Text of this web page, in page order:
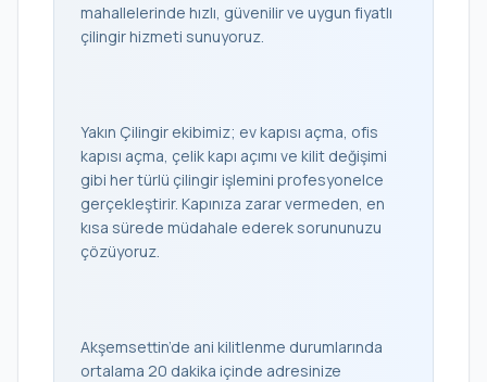
mahallelerinde hızlı, güvenilir ve uygun fiyatlı
çilingir hizmeti sunuyoruz.
Yakın Çilingir ekibimiz; ev kapısı açma, ofis
kapısı açma, çelik kapı açımı ve kilit değişimi
gibi her türlü çilingir işlemini profesyonelce
gerçekleştirir. Kapınıza zarar vermeden, en
kısa sürede müdahale ederek sorununuzu
çözüyoruz.
Akşemsettin’de ani kilitlenme durumlarında
ortalama 20 dakika içinde adresinize